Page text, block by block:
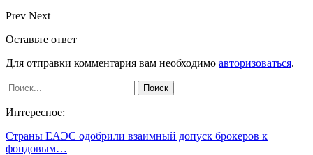
Prev Next
Оставьте ответ
Для отправки комментария вам необходимо авторизоваться.
Интересное:
Страны ЕАЭС одобрили взаимный допуск брокеров к
фондовым…